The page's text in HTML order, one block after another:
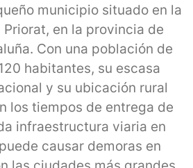
municipio situado en la
en la provincia de
Con una población de
habitantes, su escasa
y su ubicación rural
los tiempos de entrega de
infraestructura viaria en
causar demoras en